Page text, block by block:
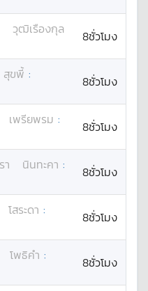
วุฒิเรืองกุล
8ชั่วโมง
สุขพี้ :
8ชั่วโมง
เพรียพรม :
8ชั่วโมง
นินทะคา :
8ชั่วโมง
โสระดา :
8ชั่วโมง
โพธิคำ :
8ชั่วโมง